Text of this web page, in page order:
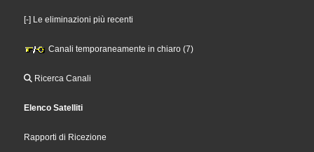
[-] Le eliminazioni più recenti
Canali temporaneamente in chiaro (7)
Ricerca Canali
Elenco Satelliti
Rapporti di Ricezione